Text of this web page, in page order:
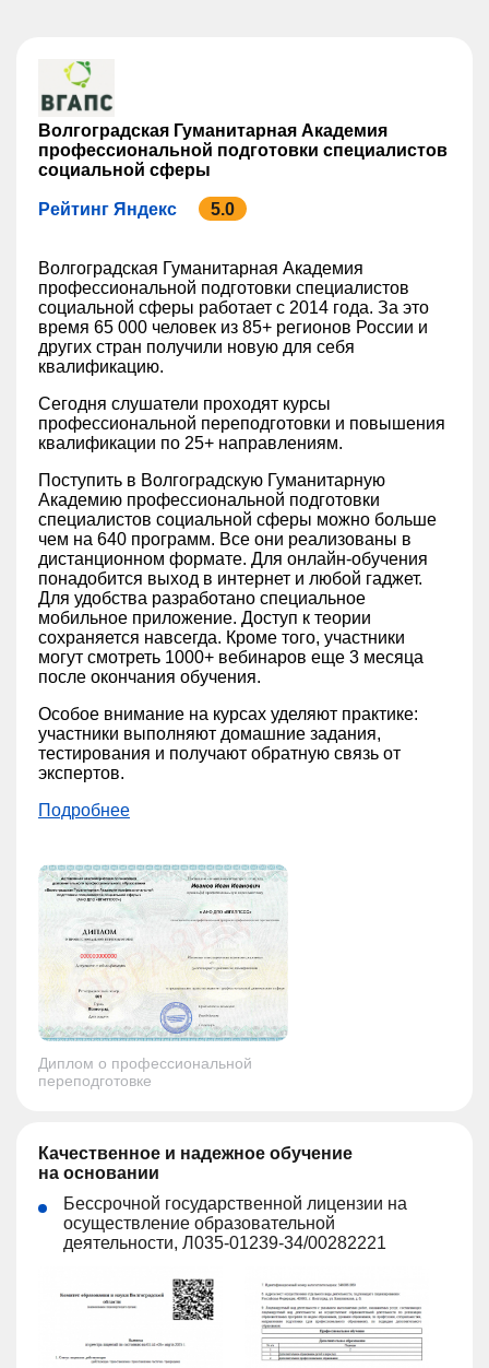
Волгоградская Гуманитарная Академия
профессиональной подготовки специалистов
социальной сферы
Рейтинг Яндекс 5.0
Волгоградская Гуманитарная Академия
профессиональной подготовки специалистов
социальной сферы работает с 2014 года. За это
время 65 000 человек из 85+ регионов России и
других стран получили новую для себя
квалификацию.
Сегодня слушатели проходят курсы
профессиональной переподготовки и повышения
квалификации по 25+ направлениям.
Поступить в Волгоградскую Гуманитарную
Академию профессиональной подготовки
специалистов социальной сферы можно больше
чем на 640 программ. Все они реализованы в
дистанционном формате. Для онлайн-обучения
понадобится выход в интернет и любой гаджет.
Для удобства разработано специальное
мобильное приложение. Доступ к теории
сохраняется навсегда. Кроме того, участники
могут смотреть 1000+ вебинаров еще 3 месяца
после окончания обучения.
Особое внимание на курсах уделяют практике:
участники выполняют домашние задания,
тестирования и получают обратную связь от
экспертов.
Подробнее
Диплом о профессиональной
переподготовке
Качественное и надежное обучение
на основании
Бессрочной государственной лицензии на
осуществление образовательной
деятельности, Л035-01239-34/00282221